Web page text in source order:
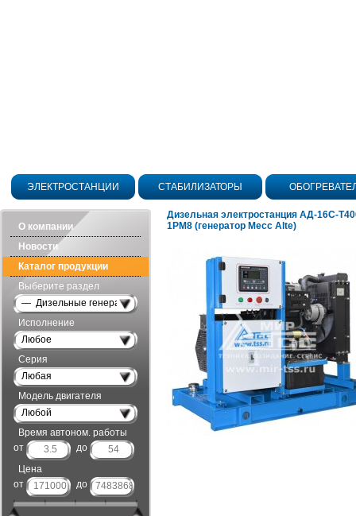
ЭЛЕКТРОСТАНЦИИ СТАБИЛИЗАТОРЫ
О компании
Новости
Каталог продукции
Выберите раздел
— Дизельные генераторы открытого исполнения
Исполнение
Любое
Серия
Любая
Модель двигателя
Любой
Время автоном. работы
от
до
Цена
от
до
Дизельная электростанция АД-16С-
1РМ8 (генератор Mecc Alte)